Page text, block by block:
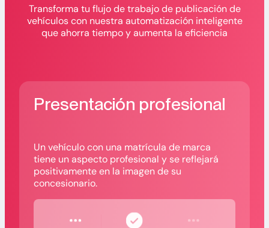
Transforma tu flujo de trabajo de publicación de
vehículos con nuestra automatización inteligente
que ahorra tiempo y aumenta la eficiencia
Presentación profesional
Un vehículo con una matrícula de marca
tiene un aspecto profesional y se reflejará
positivamente en la imagen de su
concesionario.